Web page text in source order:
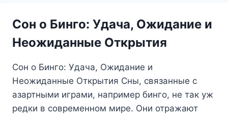
ПРЕОДОЛЕНИЯ
НОВЫХ
Сон о Бинго: Удача, Ожидание и
Неожиданные Открытия
Сон о Бинго: Удача, Ожидание и
Неожиданные Открытия Сны, связанные с
азартными играми, например бинго, не так уж
редки в современном мире. Они отражают